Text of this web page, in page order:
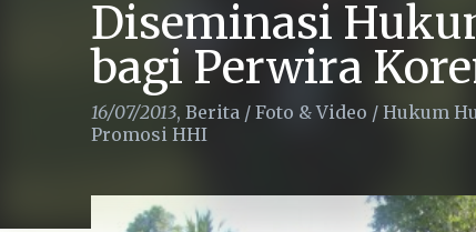
Diseminasi
bagi Perwira
16/07/2013, Berita / Foto & Video / Hukum
Promosi HHI